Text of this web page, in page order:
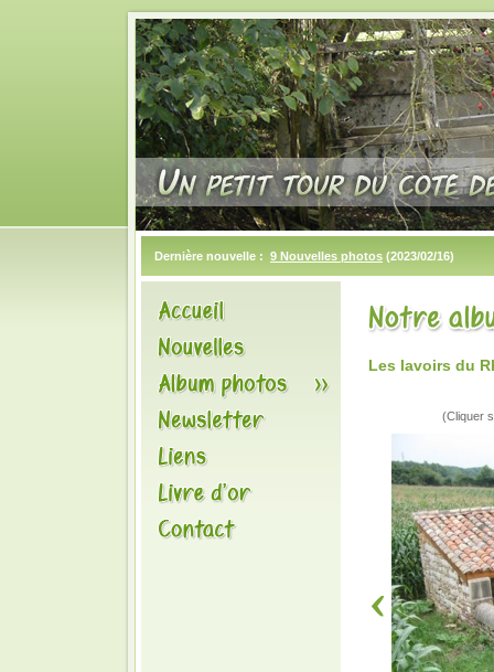
Dernière nouvelle : 9 Nouvelles photos (2023/02/16)
Les lavoirs du
(Cliquer